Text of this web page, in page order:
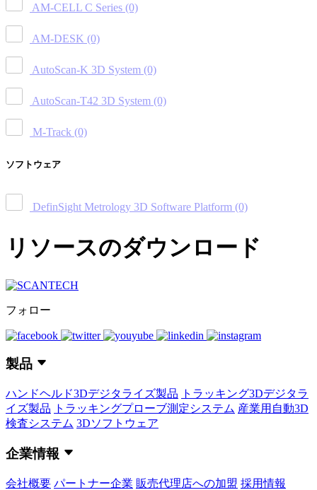
AM-CELL C Series (0)
AM-DESK (0)
AutoScan-K 3D System (0)
AutoScan-T42 3D System (0)
M-Track (0)
ソフトウェア
DefinSight Metrology 3D Software Platform (0)
リソースのダウンロード
フォロー
製品
ハンドヘルド3Dデジタライズ製品
トラッキング3Dデジタラ
イズ製品
トラッキングプローブ測定システム 産業用自動3D
検査システム 3Dソフトウェア
企業情報
会社概要 パートナー企業 販売代理店への加盟 採用情報